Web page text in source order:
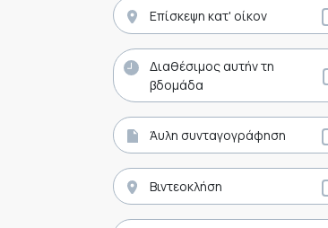
Επίσκεψη κατ' οίκον
Διαθέσιμος αυτήν τη
βδομάδα
Άυλη συνταγογράφηση
Βιντεοκλήση